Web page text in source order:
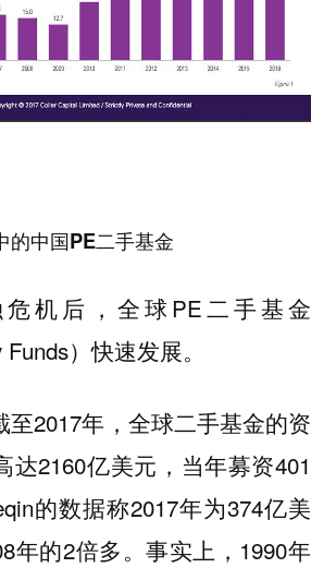
的中国PE二手基金
危机后，全球PE二手基金
Funds）快速发展。
至2017年，全球二手基金的资
达2160亿美元，当年募资401
的数据称2017年为374亿美
年的2倍多。事实上， 1990年